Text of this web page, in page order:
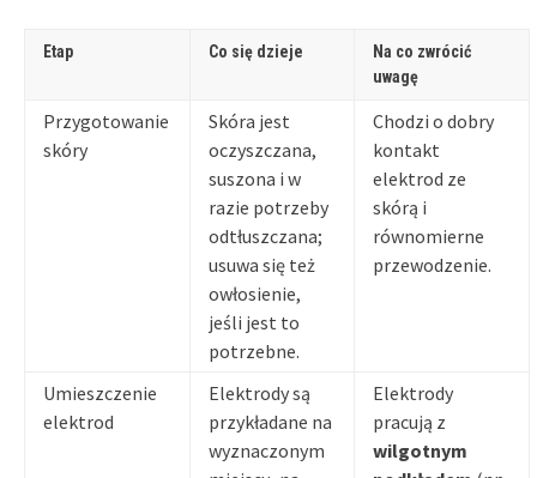
Etap Co się dzieje
Na co zwrócić
uwagę
Przygotowanie
skóry
Skóra jest
oczyszczana,
suszona i w
razie potrzeby
odtłuszczana;
usuwa się też
owłosienie,
jeśli jest to
potrzebne.
Chodzi o dobry
kontakt
elektrod ze
skórą i
równomierne
przewodzenie.
Umieszczenie
elektrod
Elektrody są
przykładane na
wyznaczonym
Elektrody
pracują z
wilgotnym